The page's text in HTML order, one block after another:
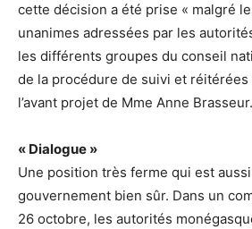
cette décision a été prise « malgré
unanimes adressées par les
les différents groupes du conseil
de la procédure de suivi et
l’avant projet de Mme Anne
« Dialogue »
Une position très ferme qui est
gouvernement bien sûr. Dans un
26 octobre, les autorités